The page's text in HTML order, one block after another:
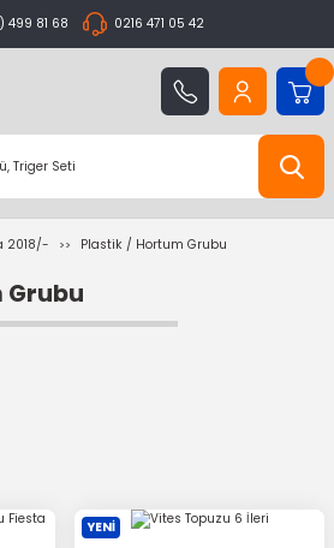
499 81 68 0216 471 05 42
2018/- Plastik / Hortum Grubu
YENİ